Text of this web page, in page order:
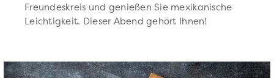
Freundeskreis und genießen Sie mexikanische
Leichtigkeit. Dieser Abend gehört Ihnen!